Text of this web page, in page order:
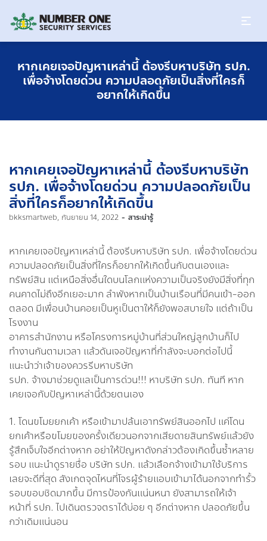
หากเคยเจอปัญหาเหล่านี้ ต้องรีบหาบริษัท รปภ.
เพื่อจ้างโดยด่วน ความปลอดภัยเป็นสิ่งที่ใครก็
อยากให้เกิดขึ้น
หากเคยเจอปัญหาเหล่านี้ ต้องรีบหาบริษัท
รปภ. เพื่อจ้างโดยด่วน ความปลอดภัยเป็น
สิ่งที่ใครก็อยากให้เกิดขึ้น
by
bkksmartweb กันยายน 14, 2022 สาระน่ารู้
หากเคยเจอปัญหาเหล่านี้ ต้องรีบหาบริษัท รปภ. เพื่อจ้างโดยด่วน
ความปลอดภัยเป็นสิ่งที่ใครก็อยากให้เกิดขึ้นกับตนเองและ
ทรัพย์สิน แต่เหนือสิ่งอื่นใดบนโลกแห่งความเป็นจริงยังมีสิ่งที่ทุก
คนคาดไม่ถึงอีกเยอะมาก ลำพังหากเป็นบ้านเรือนที่มีคนเข้า-ออก
ตลอด มีเพื่อนบ้านคอยเป็นหูเป็นตาให้ก็ยังพอสบายใจ แต่ถ้าเป็น
โรงงาน
อาคารสำนักงาน หรือโครงการหมู่บ้านที่ส่วนใหญ่ลูกบ้านก็ไป
ทำงานกันตามเวลา แล้วดันเจอปัญหาที่กำลังจะบอกต่อไปนี้
แนะนำว่าเจ้าของควรรีบหาบริษัท
รปภ. จ้างมาช่วยดูแลเป็นการด่วน!!! หาบริษัท รปภ. ทันที หาก
เคยเจอกับปัญหาเหล่านี้ด้วยตนเอง
1. โดนขโมยยกเค้า หรือเข้ามาปล้นเอาทรัพย์สินออกไป แค่โดน
ยกเค้าหรือขโมยของครั้งเดียวนอกจากเสียดายสินทรัพย์แล้วยัง
รู้สึกเจ็บใจอีกต่างหาก อย่าให้ปัญหาดังกล่าวต้องเกิดขึ้นซ้ำหลาย
รอบ แนะนำดูรายชื่อ บริษัท รปภ. แล้วเลือกจ้างเข้ามาใช้บริการ
เลยจะดีที่สุด สังเกตจุดไหนที่โจรผู้ร้ายแอบเข้ามาได้นอกจากทำรั้ว
รอบขอบชิดมากขึ้น มีการป้องกันแน่นหนา ยังสามารถให้เจ้า
หน้าที่ รปภ. ไปเดินตรวจตราได้บ่อย ๆ อีกต่างหาก ปลอดภัยขึ้น
กว่าเดิมแน่นอน